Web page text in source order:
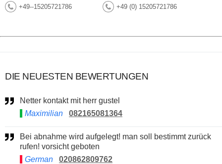
+49--15205721786 +49 (0) 15205721786
DIE NEUESTEN BEWERTUNGEN
Netter kontakt mit herr gustel
Maximilian
082165081364
Bei abnahme wird aufgelegt! man soll bestimmt zurück
rufen! vorsicht geboten
German
020862809762